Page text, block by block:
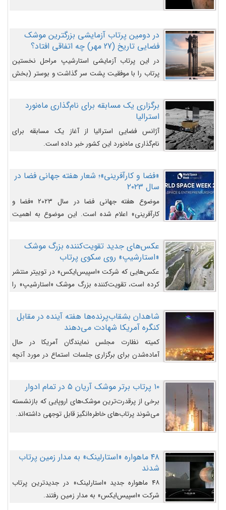
در دومین پرتاب آزمایشی بزرگترین موشک
فضایی تاریخ (27 مهر‌) چه اتفاقی افتاد؟
در این پرتاب آزمایشی استارشیپ مراحل نخستین
پرتاب را با موفقیت پشت سر گذاشت و بوستر (بخش
را وارد مسیر از پیش تعیین‌شده کند و سپس با یک
مکانیزم جدید با موفقیت از آن جدا شود. ‌
برگزاری یک مسابقه برای نام‌گذاری ماه‌نورد
استرالیا
آژانس فضایی استرالیا از آغاز یک مسابقه برای
نام‌گذاری ماه‌نورد این کشور خبر داده است.
«فضا و کارآفرینی»؛ شعار هفته جهانی فضا در
سال ۲۰۲۳
موضوع هفته جهانی فضا در سال ۲۰۲۳ «فضا و
کارآفرینی» اعلام شده است. این موضوع به اهمیت
روزافزون کارآفرینی در حوزه فضایی و مزایای جدیدی که
کارآفرینان این حوزه ایجاد می‌کنند، می‌پردازد.
عکس‌های جدید تقویت‌کننده بزرگ موشک
«استارشیپ» روی سکوی پرتاب
عکس‌هایی که شرکت «اسپیس‌ایکس» در توییتر منتشر
کرده است، تقویت‌کننده بزرگ موشک «استارشیپ» را
شاهدان بشقاب‌پرنده‌ها هفته آینده در مقابل
کنگره آمریکا شهادت می‌دهند
کمیته نظارت مجلس نمایندگان آمریکا در حال
آماده‌شدن برای برگزاری جلسات استماع در مورد آنچه
می‌دانند، است و قرار است افشاگران یوفوها هفته آینده
در مقابل آنها شهادت دهند.۱۰ پرتاب برتر موشک آریان ۵ در تمام ادوار
برخی از پرقدرت‌ترین موشک‌های اروپایی که بازنشسته
می‌شوند پرتاب‌های خاطره‌انگیز قابل توجهی داشته‌اند.
۴۸ ماهواره «استارلینک» به مدار زمین پرتاب
شدند
۴۸ ماهواره جدید «استارلینک» در جدیدترین پرتاب
شرکت «اسپیس‌ایکس» به مدار زمین رفتند.